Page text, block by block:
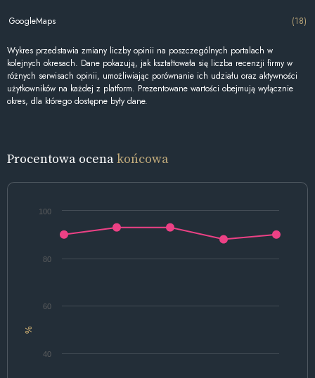
GoogleMaps (18)
Wykres przedstawia zmiany liczby opinii na poszczególnych portalach w
kolejnych okresach. Dane pokazują, jak kształtowała się liczba recenzji firmy w
różnych serwisach opinii, umożliwiając porównanie ich udziału oraz aktywności
użytkowników na każdej z platform. Prezentowane wartości obejmują wyłącznie
okres, dla którego dostępne były dane.
Procentowa ocenakońcowa
%
40
60
80
100